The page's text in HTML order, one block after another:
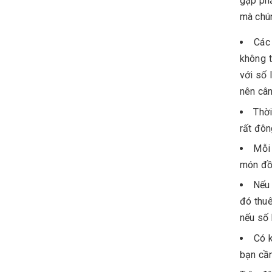
mà
không
với số
nên
rất
Mỗi
món
đó
nếu số
Có
bạn